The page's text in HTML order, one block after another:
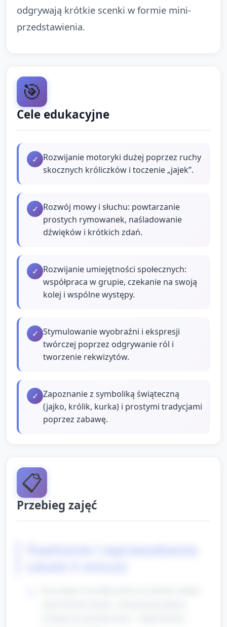
odgrywają krótkie scenki w formie mini-
przedstawienia.
🎯
Cele edukacyjne
✓ Rozwijanie motoryki dużej poprzez ruchy
skocznych króliczków i toczenie „jajek”.
✓ Rozwój mowy i słuchu: powtarzanie
prostych rymowanek, naśladowanie
dźwięków i krótkich zdań.
✓ Rozwijanie umiejętności społecznych:
współpraca w grupie, czekanie na swoją
kolej i wspólne występy.
✓ Stymulowanie wyobraźni i ekspresji
twórczej poprzez odgrywanie ról i
tworzenie rekwizytów.
✓ Zapoznanie z symboliką świąteczną
(jajko, królik, kurka) i prostymi tradycjami
poprzez zabawę.
📋
Przebieg zajęć